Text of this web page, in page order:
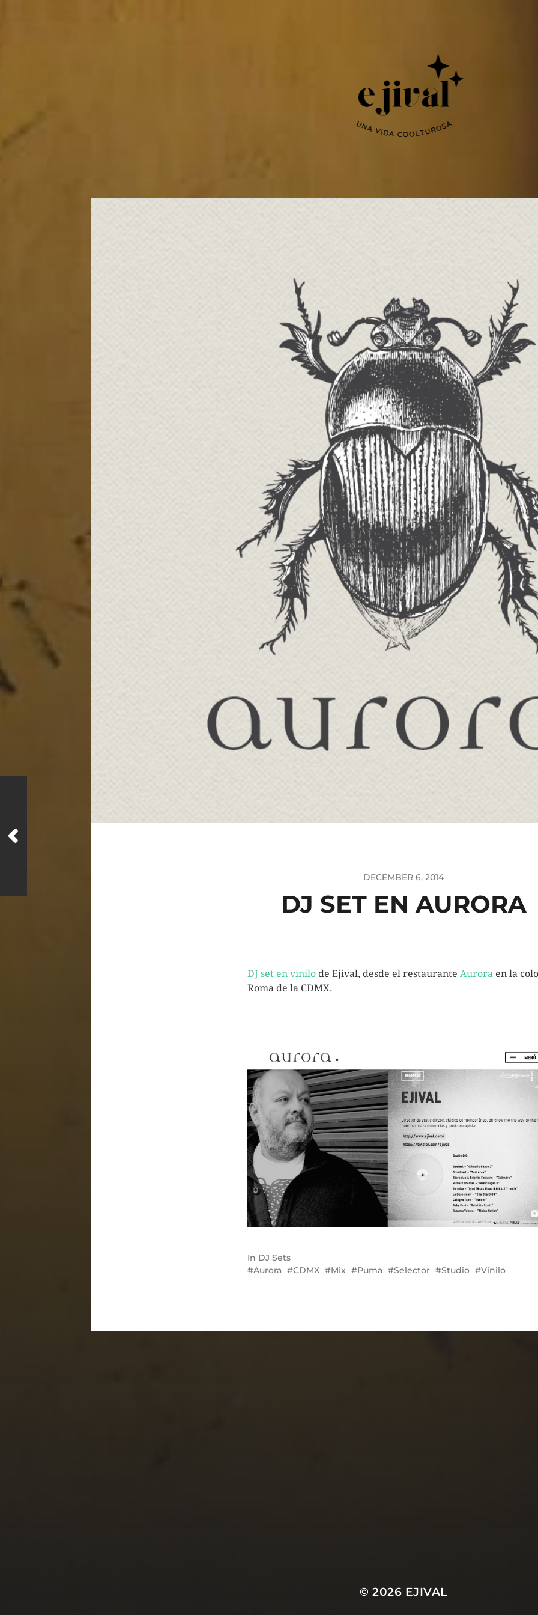
DECEMBER 6, 2014
DJ SET EN AURORA
DJ set en vinilo de Ejival, desde el restaurante Aurora en la
Roma de la CDMX.
In DJ Sets
Aurora
CDMX Mix Puma Selector Studio Vinilo
© 2026 EJIVAL